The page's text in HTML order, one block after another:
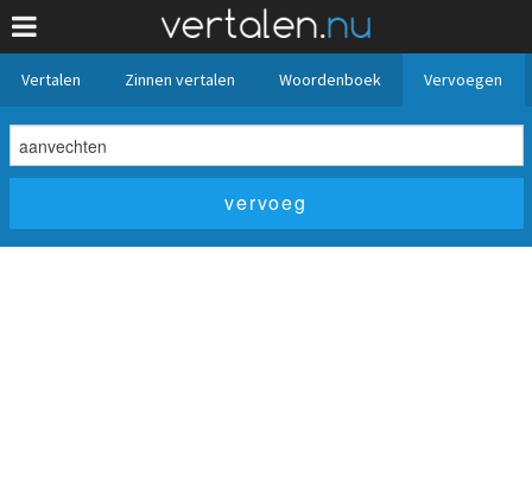
Vertalen Zinnen vertalen Woordenboek Vervoegen